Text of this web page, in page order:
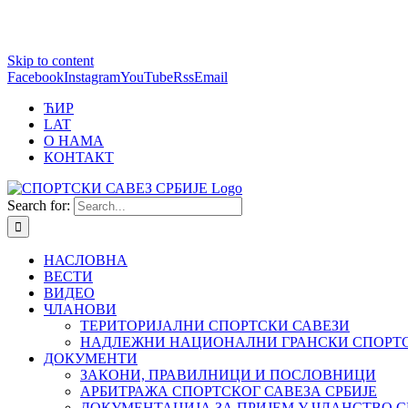
Skip to content
FacebookInstagramYouTubeRssEmail
ЋИР
LAT
О НАМА
КОНТАКТ
Search for:
НАСЛОВНА
ВЕСТИ
ВИДЕО
ЧЛАНОВИ
ТЕРИТОРИЈАЛНИ СПОРТСКИ САВЕЗИ
НАДЛЕЖНИ НАЦИОНАЛНИ ГРАНСКИ
ДОКУМЕНТИ
ЗАКОНИ, ПРАВИЛНИЦИ И ПОСЛОВНИЦИ
АРБИТРАЖА СПОРТСКОГ САВЕЗА СРБИЈЕ